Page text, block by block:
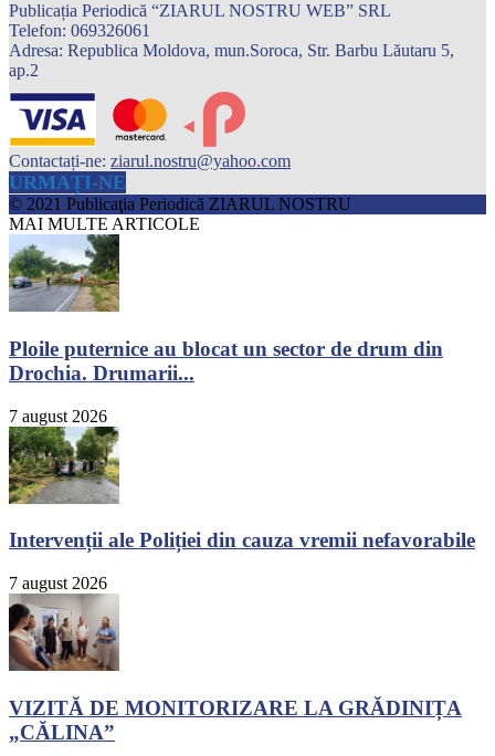
Publicația Periodică “ZIARUL NOSTRU WEB” SRL
Telefon: 069326061
Adresa: Republica Moldova, mun.Soroca, Str. Barbu Lăutaru 5,
ap.2
Contactați-ne: ziarul.nostru@yahoo.com
URMAȚI-NE
© 2021 Publicaţia Periodică ZIARUL NOSTRU
MAI MULTE ARTICOLE
Ploile puternice au blocat un sector de drum din
Drochia. Drumarii...
7 august 2026
Intervenții ale Poliției din cauza vremii nefavorabile
7 august 2026
VIZITĂ DE MONITORIZARE LA GRĂDINIȚA
„CĂLINA”